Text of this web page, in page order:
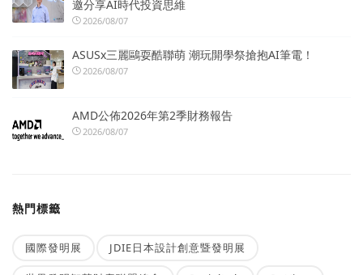
邀分享AI時代投資思維
2026/08/07
ASUSx三麗鷗耍酷聯萌 潮玩開學祭搶抱AI筆電！
2026/08/07
AMD公佈2026年第2季財務報告
2026/08/07
熱門標籤
國際發明展 JDIE日本設計創意暨發明展